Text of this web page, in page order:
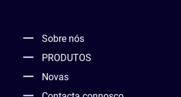
Sobre nós
PRODUTOS
Novas